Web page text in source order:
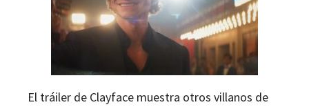
El tráiler de Clayface muestra otros villanos de